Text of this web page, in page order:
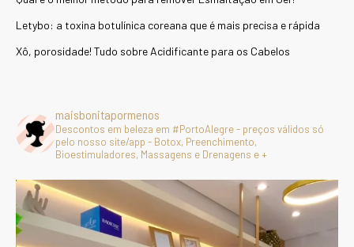
Letybo: a toxina botulínica coreana que é mais precisa e rápida
Xô, porosidade! Tudo sobre Acidificante para os Cabelos
maisbonitapormenos
Descontos em beleza em #PortoAlegre - preços válidos só
pelo nosso site/app - Botox, Preenchimento,
Bioestimuladores, Massagens e Drenagens e +